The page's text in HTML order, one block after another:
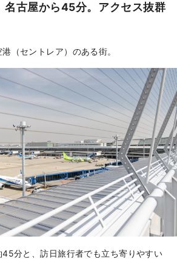
名古屋から45分。アクセス抜群
（セントレア）のある街。
分と、訪日旅行者でも立ち寄りやすい